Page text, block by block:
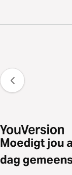
Moedigt jou
dag